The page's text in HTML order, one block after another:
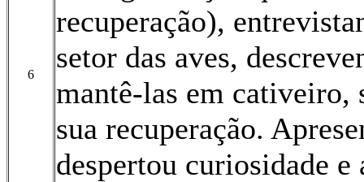
6
recuperação),
setor das aves,
mantê-las em cativeiro,
sua recuperação.
despertou curiosidade